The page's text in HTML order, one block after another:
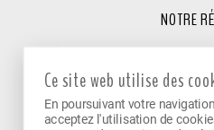
NOTRE
Nos cliniques
Devenir
Ce site web utilise des
En poursuivant votre
acceptez l'utilisation de